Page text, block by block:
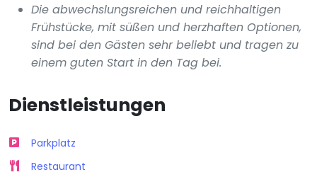
Die abwechslungsreichen und reichhaltigen
Frühstücke, mit süßen und herzhaften Optionen,
sind bei den Gästen sehr beliebt und tragen zu
einem guten Start in den Tag bei.
Dienstleistungen
Parkplatz
Restaurant